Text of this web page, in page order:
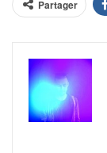
Partager